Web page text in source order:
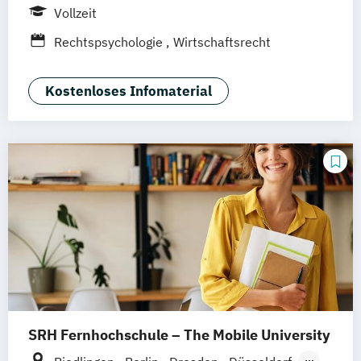
Berlin
Braunschweig Erfurt
Vollzeit
Rechtspsychologie
Wirtschaftsrecht
Kostenloses Infomaterial
SRH Fernhochschule – The Mobile University